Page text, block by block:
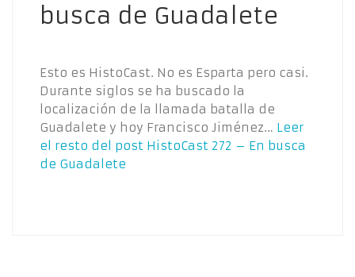
busca de Guadalete
Esto es HistoCast. No es Esparta pero casi.
Durante siglos se ha buscado la
localización de la llamada batalla de
Guadalete y hoy Francisco Jiménez… Leer
el resto del post HistoCast 272 – En busca
de Guadalete